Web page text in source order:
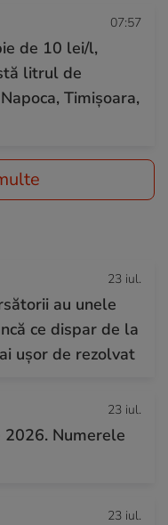
07:57
de 10 lei/l,
litrul de
Timișoara,
23 iul.
au unele
ce dispar de la
ușor de rezolvat
23 iul.
Numerele
23 iul.